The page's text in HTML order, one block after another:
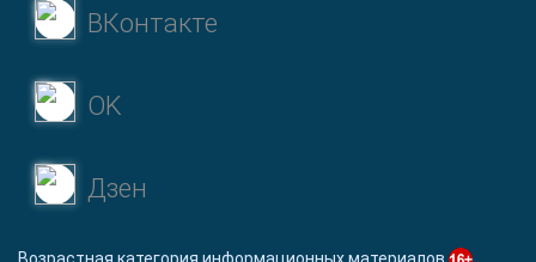
ВКонтакте
OK
Дзен
Возрастная категория информационных материалов